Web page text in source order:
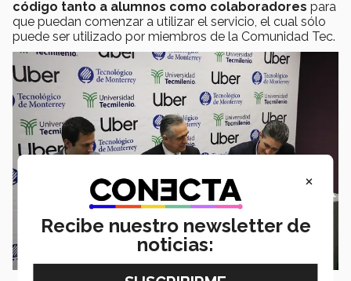
código tanto a alumnos como colaboradores para
que puedan comenzar a utilizar el servicio, el cual sólo
puede ser utilizado por miembros de la Comunidad Tec.
×
Recibe nuestro newsletter de
noticias: